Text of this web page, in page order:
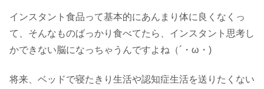
インスタント食品って基本的にあんまり体に良くなくっ
て、そんなものばっかり食べてたら、インスタント思考し
かできない脳になっちゃうんですよね（´・ω・)
将来、ベッドで寝たきり生活や認知症生活を送りたくない